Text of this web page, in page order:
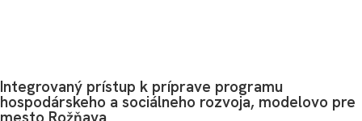
Integrovaný prístup k príprave programu
hospodárskeho a sociálneho rozvoja, modelovo pre